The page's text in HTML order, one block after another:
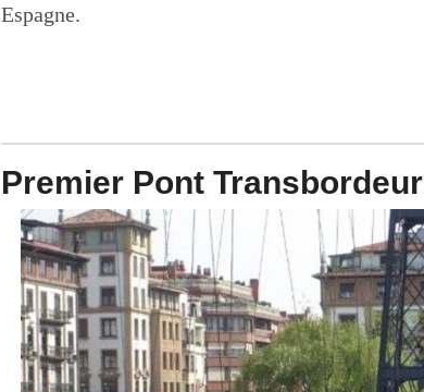
Espagne.
Premier Pont Transbordeur